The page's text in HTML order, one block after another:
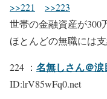
>>221
>>223
世帯の金融資産が300
ほとんどの無職には
224 ： 名無しさん＠涙
ID:lrV85wFq0.net